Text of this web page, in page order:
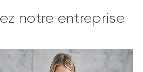
notre entreprise